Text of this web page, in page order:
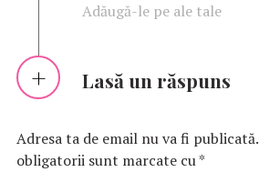
Adăugă-le pe ale tale
Lasă un răspuns
Adresa ta de email nu va fi publicată.
obligatorii sunt marcate cu*